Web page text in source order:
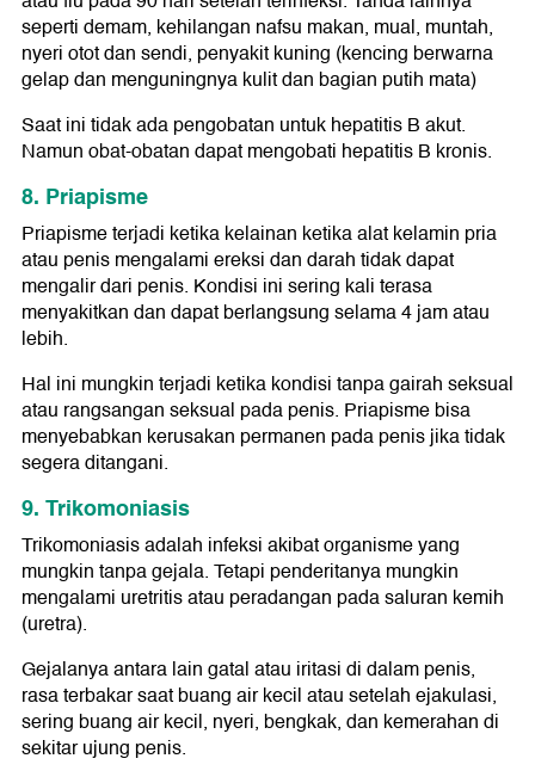
seperti demam, kehilangan nafsu makan, mual, muntah,
nyeri otot dan sendi, penyakit kuning (kencing berwarna
gelap dan menguningnya kulit dan bagian putih mata)
Saat ini tidak ada pengobatan untuk hepatitis B akut.
Namun obat-obatan dapat mengobati hepatitis B kronis.
8. Priapisme
Priapisme terjadi ketika kelainan ketika alat kelamin pria
atau penis mengalami ereksi dan darah tidak dapat
mengalir dari penis. Kondisi ini sering kali terasa
menyakitkan dan dapat berlangsung selama 4 jam atau
lebih.
Hal ini mungkin terjadi ketika kondisi tanpa gairah seksual
atau rangsangan seksual pada penis. Priapisme bisa
menyebabkan kerusakan permanen pada penis jika tidak
segera ditangani.
9. Trikomoniasis
Trikomoniasis adalah infeksi akibat organisme yang
mungkin tanpa gejala. Tetapi penderitanya mungkin
mengalami uretritis atau peradangan pada saluran kemih
(uretra).
Gejalanya antara lain gatal atau iritasi di dalam penis,
rasa terbakar saat buang air kecil atau setelah ejakulasi,
sering buang air kecil, nyeri, bengkak, dan kemerahan di
sekitar ujung penis.